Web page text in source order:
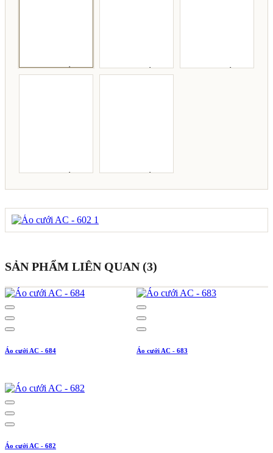
SẢN PHẨM LIÊN QUAN (3)
Áo cưới AC - 684 Áo cưới AC - 683
Áo cưới AC - 682